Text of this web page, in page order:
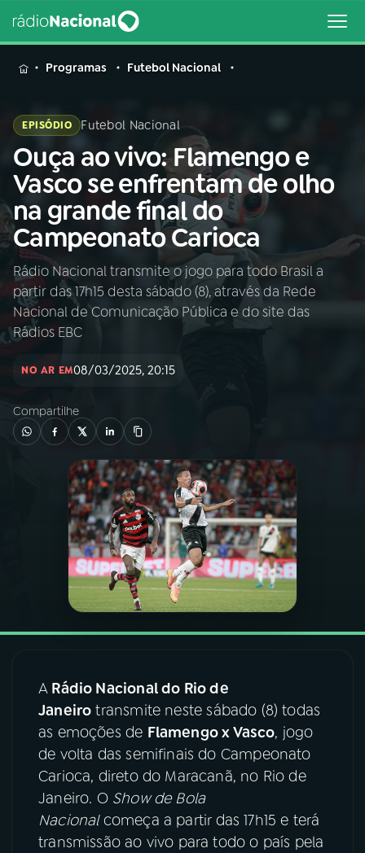
MENU
Buscar
na
Rádio
Nacional
Buscar
AO VIVO
01INÍCIO
PROGRAMAÇÃO
PROGRAMAS
PODCASTS
VIDEOCASTS
ACOMPANHE A RÁDIO NACIONAL
YouTube Facebook
Instagram X
TikTok
Programas Futebol Nacional
EPISÓDIO Futebol Nacional
Ouça ao vivo: Flamengo e
Vasco se enfrentam de olho
na grande final do
Campeonato Carioca
Rádio Nacional transmite o jogo para todo Brasil a
partir das 17h15 desta sábado (8), através da Rede
Nacional de Comunicação Pública e do site das
Rádios EBC
NO AR EM08/03/2025, 20:15
Compartilhe
A Rádio Nacional do Rio de
Janeiro transmite neste sábado (8) todas
as emoções de Flamengo x Vasco, jogo
de volta das semifinais do Campeonato
Carioca, direto do Maracanã, no Rio de
Janeiro. O Show de Bola
Nacionalcomeça a partir das 17h15 e terá
transmissão ao vivo para todo o país pela